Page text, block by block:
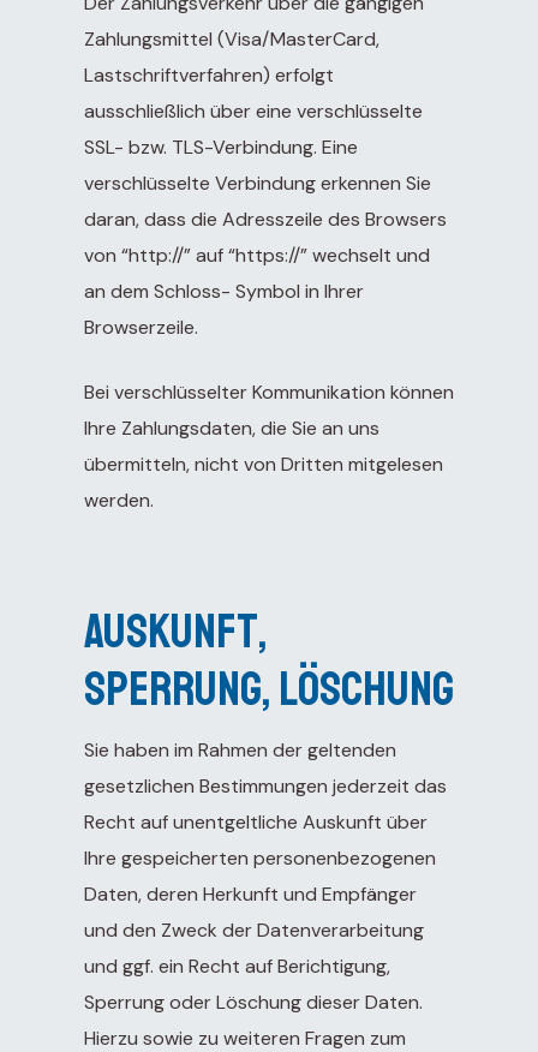
Zahlungsmittel (Visa/MasterCard,
Lastschriftverfahren) erfolgt
ausschließlich über eine verschlüsselte
SSL- bzw. TLS-Verbindung. Eine
verschlüsselte Verbindung erkennen Sie
daran, dass die Adresszeile des Browsers
von “http://” auf “https://” wechselt und
an dem Schloss- Symbol in Ihrer
Browserzeile.
Bei verschlüsselter Kommunikation können
Ihre Zahlungsdaten, die Sie an uns
übermitteln, nicht von Dritten mitgelesen
werden.
Auskunft,
Sperrung, Löschung
Sie haben im Rahmen der geltenden
gesetzlichen Bestimmungen jederzeit das
Recht auf unentgeltliche Auskunft über
Ihre gespeicherten personenbezogenen
Daten, deren Herkunft und Empfänger
und den Zweck der Datenverarbeitung
und ggf. ein Recht auf Berichtigung,
Sperrung oder Löschung dieser Daten.
Hierzu sowie zu weiteren Fragen zum